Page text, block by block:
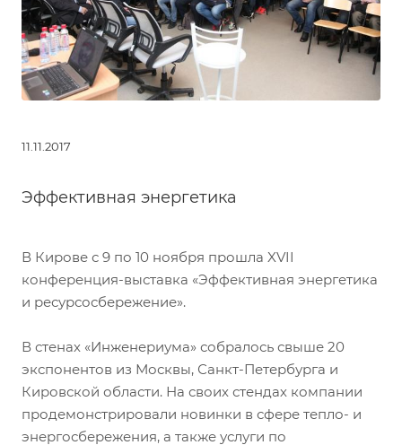
11.11.2017
Эффективная энергетика
В Кирове с 9 по 10 ноября прошла XVII
конференция-выставка «Эффективная энергетика
и ресурсосбережение».
В стенах «Инженериума» собралось свыше 20
экспонентов из Москвы, Санкт-Петербурга и
Кировской области. На своих стендах компании
продемонстрировали новинки в сфере тепло- и
энергосбережения, а также услуги по